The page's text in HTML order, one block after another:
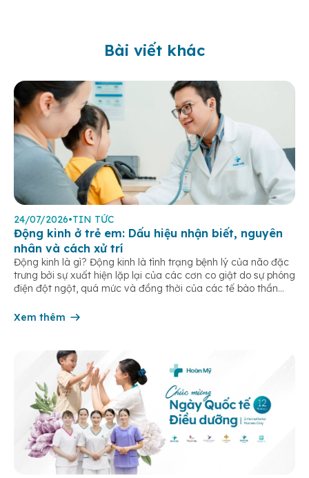
Bài viết khác
24/07/2026•TIN TỨC
Động kinh ở trẻ em: Dấu hiệu nhận biết, nguyên
nhân và cách xử trí
Động kinh là gì? Động kinh là tình trạng bệnh lý của não đặc
trưng bởi sự xuất hiện lặp lại của các cơn co giật do sự phóng
điện đột ngột, quá mức và đồng thời của các tế bào thần
Xem thêm